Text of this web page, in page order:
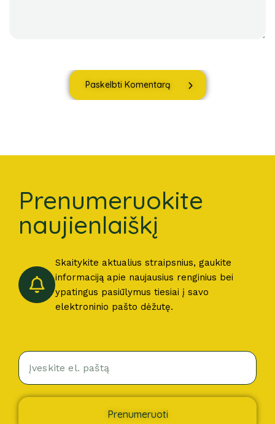
Paskelbti Komentarą
Prenumeruokite
naujienlaiškį
Skaitykite aktualius straipsnius, gaukite
informaciją apie naujausius renginius bei
ypatingus pasiūlymus tiesiai į savo
elektroninio pašto dėžutę.
Prenumeruoti